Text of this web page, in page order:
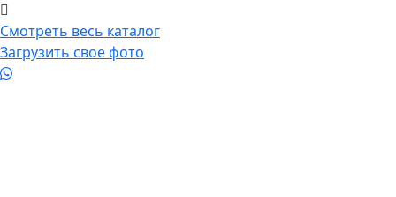
Смотреть весь каталог
Загрузить свое фото